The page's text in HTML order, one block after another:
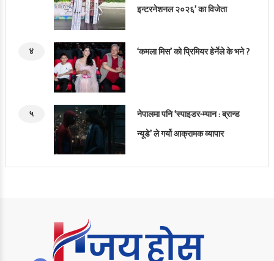
इन्टरनेशनल २०२६’ का विजेता
४ ‘कमला मिस’ को प्रिमियर हेर्नेले के भने ?
५
नेपालमा पनि ‘स्पाइडर-म्यान : ब्रान्ड
न्यूडे’ ले गर्यो आक्रामक व्यापार